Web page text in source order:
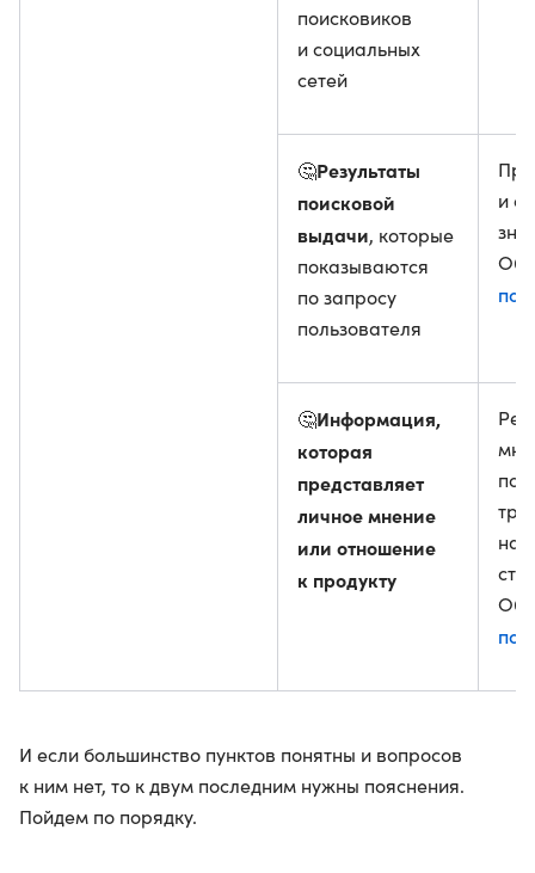
поисковиков
и социальных
сетей
🤔Результаты
поисковой
выдачи, которые
показываются
по запросу
пользователя
и
Об
🤔Информация,
которая
представляет
личное мнение
или отношение
к продукту
на
Об
И если большинство пунктов понятны и вопросов
к ним нет, то к двум последним нужны пояснения.
Пойдем по порядку.